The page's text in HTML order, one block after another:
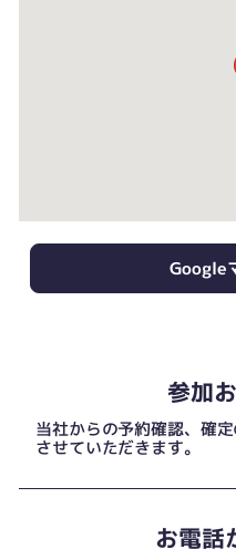
Google
参加
当社からの予約確認、確
させていただきます。
お電話